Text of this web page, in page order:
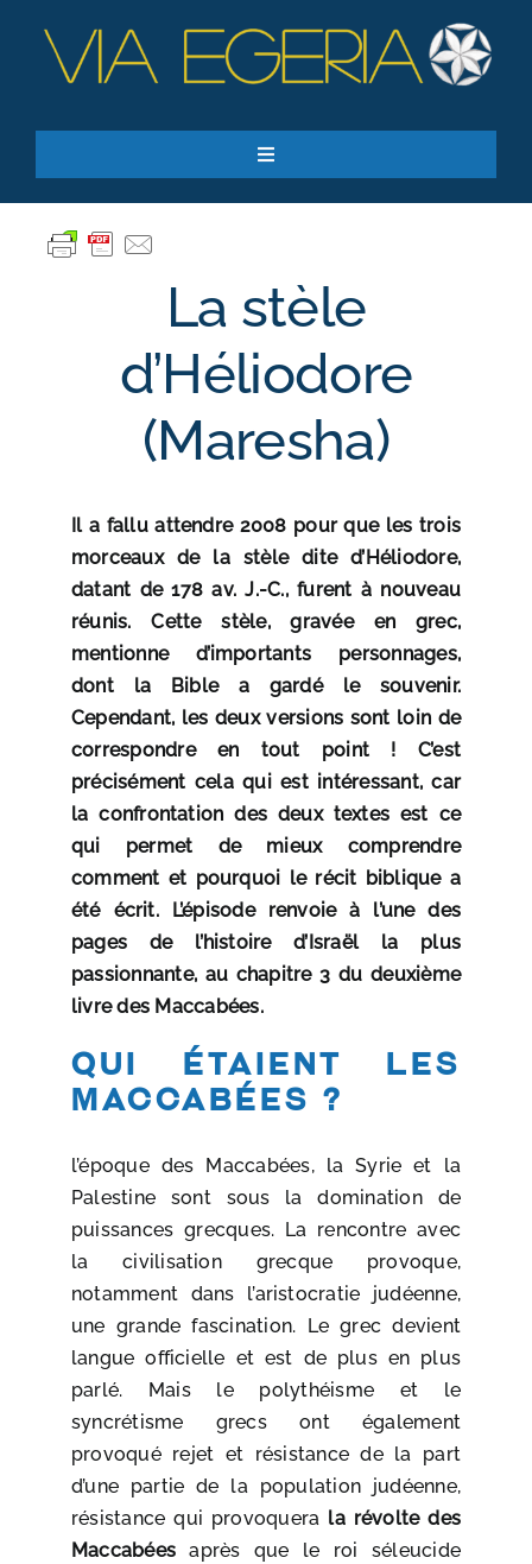
contenu
Toggle
Accueil
Ressources
Qui sommes-nous ?
RECHERCHER:
La stèle
d’Héliodore
(Maresha)
Il a fallu attendre 2008 pour que les trois
morceaux de la stèle dite d’Héliodore,
datant de 178 av. J.-C., furent à nouveau
réunis. Cette stèle, gravée en grec,
mentionne d’importants personnages,
dont la Bible a gardé le souvenir.
Cependant, les deux versions sont loin de
correspondre en tout point ! C’est
précisément cela qui est intéressant, car
la confrontation des deux textes est ce
qui permet de mieux comprendre
comment et pourquoi le récit biblique a
été écrit. L’épisode renvoie à l’une des
pages de l’histoire d’Israël la plus
passionnante, au chapitre 3 du deuxième
livre des Maccabées.
Qui étaient les
Maccabées ?
l’époque des Maccabées, la Syrie et la
Palestine sont sous la domination de
puissances grecques. La rencontre avec
la civilisation grecque provoque,
notamment dans l’aristocratie judéenne,
une grande fascination. Le grec devient
langue officielle et est de plus en plus
parlé. Mais le polythéisme et le
syncrétisme grecs ont également
provoqué rejet et résistance de la part
d’une partie de la population judéenne,
résistance qui provoquera la révolte des
Maccabées après que le roi séleucide